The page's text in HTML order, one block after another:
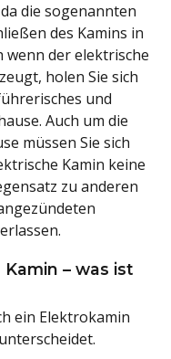
die sogenannten
des Kamins in
wenn der elektrische
holen Sie sich
und
Auch um die
müssen Sie sich
Kamin keine
zu anderen
– was ist
ein Elektrokamin